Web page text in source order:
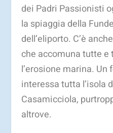
dei Padri Passionisti
la spiaggia della
dell’eliporto. C’è
che accomuna tutte e
l’erosione marina. Un
interessa tutta l’isola
Casamicciola,
altrove.